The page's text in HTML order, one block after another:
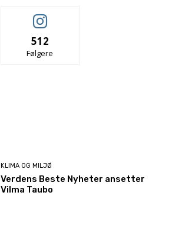
512
Følgere
KLIMA OG MILJØ
Verdens Beste Nyheter ansetter
Vilma Taubo